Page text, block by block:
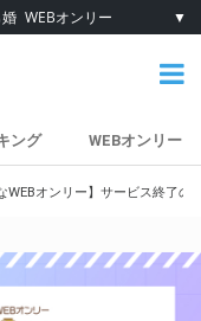
WEBオンリー ▼
ング WEBオンリー
WEBオンリー】サービス終了の